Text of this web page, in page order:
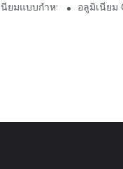
ยมแบบกำหนดเอง: การส
อลูมิเนียม